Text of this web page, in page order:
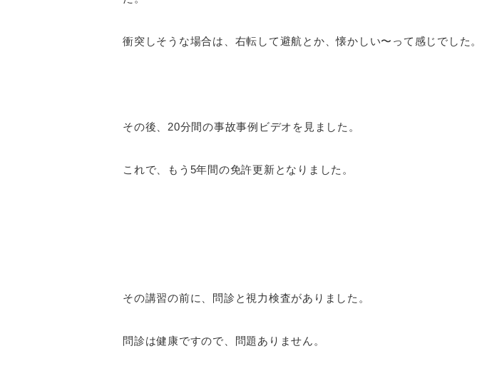
衝突しそうな場合は、右転して避航とか、懐かしい〜って感じでした。
その後、20分間の事故事例ビデオを見ました。
これで、もう5年間の免許更新となりました。
その講習の前に、問診と視力検査がありました。
問診は健康ですので、問題ありません。